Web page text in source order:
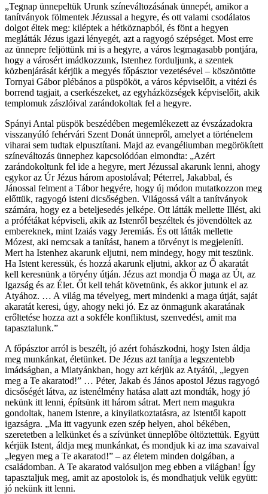
„Tegnap ünnepeltük Urunk színeváltozásának ünnepét, amikor a
tanítványok fölmentek Jézussal a hegyre, és ott valami csodálatos
dolgot éltek meg: kiléptek a hétköznapból, és fönt a hegyen
meglátták Jézus igazi lényegét, azt a ragyogó szépséget. Most erre
az ünnepre feljöttünk mi is a hegyre, a város legmagasabb pontjára,
hogy a városért imádkozzunk, Istenhez forduljunk, a szentek
közbenjárását kérjük a megyés főpásztor vezetésével – köszöntötte
Tornyai Gábor plébános a püspököt, a város képviselőit, a vitézi és
borrend tagjait, a cserkészeket, az egyházközségek képviselőit, akik
templomuk zászlóival zarándokoltak fel a hegyre.
Spányi Antal püspök beszédében megemlékezett az évszázadokra
visszanyúló fehérvári Szent Donát ünnepről, amelyet a történelem
viharai sem tudtak elpusztítani. Majd az evangéliumban megörökített
színeváltozás ünnephez kapcsolódóan elmondta: „Azért
zarándokoltunk fel ide a hegyre, mert Jézussal akarunk lenni, ahogy
egykor az Úr Jézus három apostolával; Péterrel, Jakabbal, és
Jánossal felment a Tábor hegyére, hogy új módon mutatkozzon meg
előttük, ragyogó isteni dicsőségben. Világossá vált a tanítványok
számára, hogy ez a beteljesedés jelképe. Ott látták mellette Illést, aki
a prófétákat képviseli, akik az Istenről beszéltek és jövendöltek az
embereknek, mint Izaiás vagy Jeremiás. És ott látták mellette
Mózest, aki nemcsak a tanítást, hanem a törvényt is megjeleníti.
Mert ha Istenhez akarunk eljutni, nem mindegy, hogy mit teszünk.
Ha Istent keressük, és hozzá akarunk eljutni, akkor az Ő akaratát
kell keresnünk a törvény útján. Jézus azt mondja Ő maga az Út, az
Igazság és az Élet. Őt kell tehát követnünk, és akkor jutunk el az
Atyához. … A világ ma tévelyeg, mert mindenki a maga útját, saját
akaratát keresi, úgy, ahogy neki jó. Ez az önmagunk akaratának
erőltetése hozza azt a sokféle konfliktust, szenvedést, amit ma
tapasztalunk.”
A főpásztor arról is beszélt, jó azért fohászkodni, hogy Isten áldja
meg munkánkat, életünket. De Jézus azt tanítja a legszentebb
imádságban, a Miatyánkban, hogy azt kérjük az Atyától, „legyen
meg a Te akaratod!” … Péter, Jakab és János apostol Jézus ragyogó
dicsőségét látva, az istenélmény hatása alatt azt mondták, hogy jó
nekünk itt lenni, építsünk itt három sátrat. Mert nem magukra
gondoltak, hanem Istenre, a kinyilatkoztatásra, az Istentől kapott
igazságra. „Ma itt vagyunk ezen szép helyen, ahol békében,
szeretetben a lelkünket és a szívünket ünneplőbe öltöztettük. Együtt
kérjük Istent, áldja meg munkánkat, és mondjuk ki az ima szavaival
„legyen meg a Te akaratod!” – az életem minden dolgában, a
családomban. A Te akaratod valósuljon meg ebben a világban! Így
tapasztaljuk meg, amit az apostolok is, és mondhatjuk velük együtt:
jó nekünk itt lenni.